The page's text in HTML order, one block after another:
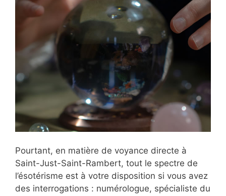
Pourtant, en matière de voyance directe à
Saint-Just-Saint-Rambert, tout le spectre de
l’ésotérisme est à votre disposition si vous avez
des interrogations : numérologue, spécialiste du